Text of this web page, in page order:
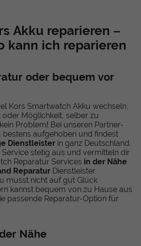
Akku reparieren –
kann ich reparieren
oder bequem vor
Kors Smartwatch Akku wechseln,
oder Möglichkeit, selber zu
Problem! Bei unseren Partner-
bestens aufgehoben und findest
Dienstleister in ganz Deutschland.
stetig aus und vermitteln dir
Reparatur Services in der Nähe
Reparatur Dienstleister
musst nicht auf gut Glück
kannst bequem von zu Hause aus
passende Reparatur-Option für
Nähe